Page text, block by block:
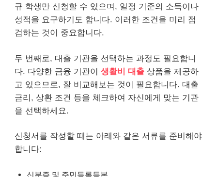
규 학생만 신청할 수 있으며, 일정 기준의 소득이나
성적을 요구하기도 합니다. 이러한 조건을 미리 점
검하는 것이 중요합니다.
두 번째로, 대출 기관을 선택하는 과정도 필요합니
다. 다양한 금융 기관이 생활비 대출 상품을 제공하
고 있으므로, 잘 비교해보는 것이 필요합니다. 대출
금리, 상환 조건 등을 체크하여 자신에게 맞는 기관
을 선택하세요.
신청서를 작성할 때는 아래와 같은 서류를 준비해야
합니다:
신분증 및 주민등록등본